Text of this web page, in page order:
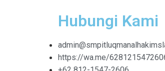
Hubungi Kami
https://wa.me/